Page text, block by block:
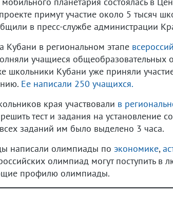
примут участие около 5 тысяч
в пресс-службе администрации
Кубани в региональном этапе
учащиеся
школьники Кубани уже приняли
Ее написали 250 учащихся.
края участвовали в
тест и задания на установление
заданий им было выделено 3 часа.
написали олимпиады по экономике,
олимпиад могут поступить в
профилю олимпиады.